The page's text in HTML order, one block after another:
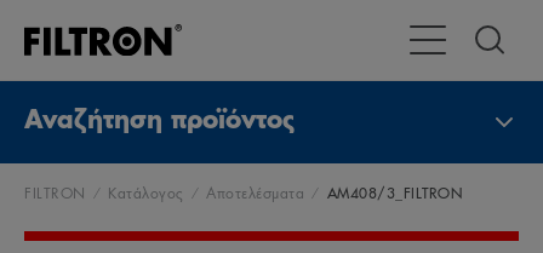
Εναλλαγή
Αναζήτηση προϊόντος
FILTRON Κατάλογος Αποτελέσματα AM408/3_FILTRON